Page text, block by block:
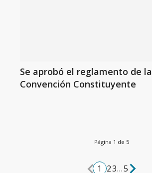
Se aprobó el reglamento de la
Convención Constituyente
Página 1 de 5
1 23...5